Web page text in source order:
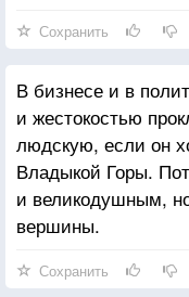
Сохранить
В бизнесе и в
и жестокостью
людскую, если он
Владыкой Горы.
и великодушным,
вершины.
Сохранить